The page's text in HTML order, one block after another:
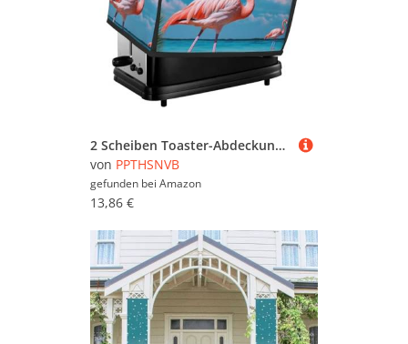
2 Scheiben Toaster-Abdeckung mit Taschen und Griff oben, kleine Brotbackmaschinen-Abdeckungen, Flamingo im Wasser, Küche, kleine Geräte, waschbar, universelle Ofenabdeckungen
von PPTHSNVB
gefunden bei Amazon
13,86 €